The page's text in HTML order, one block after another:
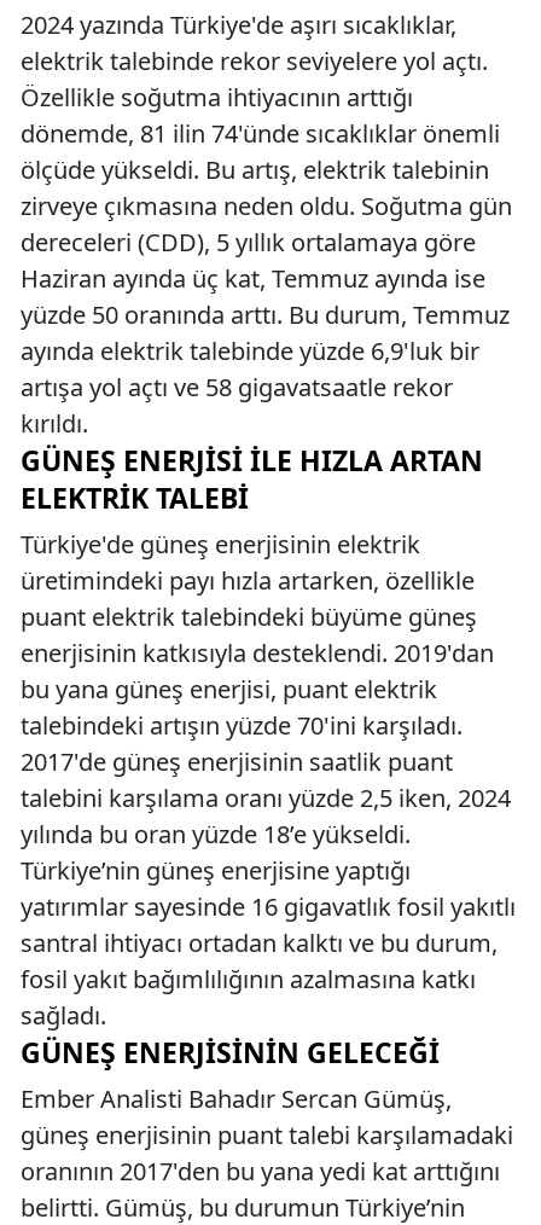
2024 yazında Türkiye'de aşırı sıcaklıklar,
elektrik talebinde rekor seviyelere yol açtı.
Özellikle soğutma ihtiyacının arttığı
dönemde, 81 ilin 74'ünde sıcaklıklar önemli
ölçüde yükseldi. Bu artış, elektrik talebinin
zirveye çıkmasına neden oldu. Soğutma gün
dereceleri (CDD), 5 yıllık ortalamaya göre
Haziran ayında üç kat, Temmuz ayında ise
yüzde 50 oranında arttı. Bu durum, Temmuz
ayında elektrik talebinde yüzde 6,9'luk bir
artışa yol açtı ve 58 gigavatsaatle rekor
kırıldı.
GÜNEŞ ENERJISI ILE HIZLA ARTAN
ELEKTRIK TALEBI
Türkiye'de güneş enerjisinin elektrik
üretimindeki payı hızla artarken, özellikle
puant elektrik talebindeki büyüme güneş
enerjisinin katkısıyla desteklendi. 2019'dan
bu yana güneş enerjisi, puant elektrik
talebindeki artışın yüzde 70'ini karşıladı.
2017'de güneş enerjisinin saatlik puant
talebini karşılama oranı yüzde 2,5 iken, 2024
yılında bu oran yüzde 18’e yükseldi.
Türkiye’nin güneş enerjisine yaptığı
yatırımlar sayesinde 16 gigavatlık fosil yakıtlı
santral ihtiyacı ortadan kalktı ve bu durum,
fosil yakıt bağımlılığının azalmasına katkı
sağladı.
GÜNEŞ ENERJISININ GELECEĞI
Ember Analisti Bahadır Sercan Gümüş,
güneş enerjisinin puant talebi karşılamadaki
oranının 2017'den bu yana yedi kat arttığını
belirtti. Gümüş, bu durumun Türkiye’nin